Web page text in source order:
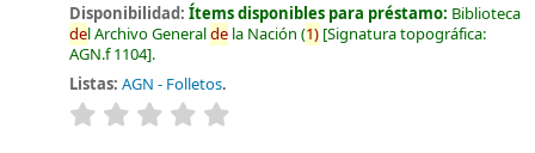
Disponibilidad:Ítems disponibles para préstamo: Biblioteca
del Archivo Generalde la Nación (1) Signatura topográfica:
AGN.f 1104 .
Listas: AGN - Folletos.
valoración